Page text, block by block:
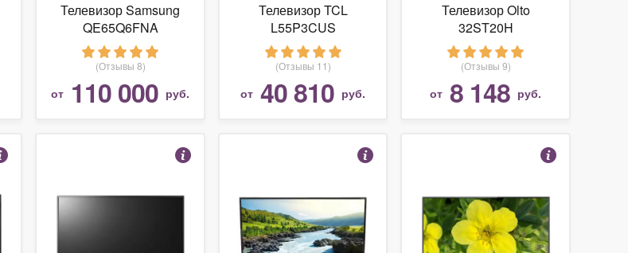
Телевизор Samsung
QE65Q6FNA
(Отзывы 8)
от 110 000 руб.
Телевизор TCL
L55P3CUS
(Отзывы 11)
от 40 810 руб.
Телевизор Olto
32ST20H
(Отзывы 9)
от 8 148 руб.